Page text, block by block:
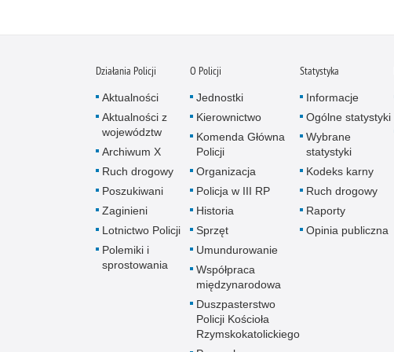
Działania Policji
Aktualności
Aktualności z
województw
Archiwum X
Ruch drogowy
Poszukiwani
Zaginieni
Lotnictwo Policji
Polemiki i
sprostowania
O Policji
Jednostki
Kierownictwo
Komenda Główna
Policji
Organizacja
Policja w III RP
Historia
Sprzęt
Umundurowanie
Współpraca
międzynarodowa
Duszpasterstwo
Policji Kościoła
Rzymskokatolickiego
Statystyka
Informacje
Ogólne statystyki
Wybrane
statystyki
Kodeks karny
Ruch drogowy
Raporty
Opinia publiczna